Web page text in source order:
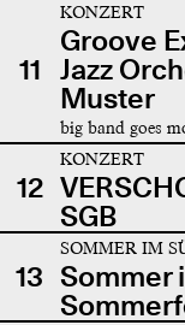
11
KONZERT
Groove
Jazz
Muster
big band goes
12
KONZERT
SGB
13
SOMMER IM
Sommer